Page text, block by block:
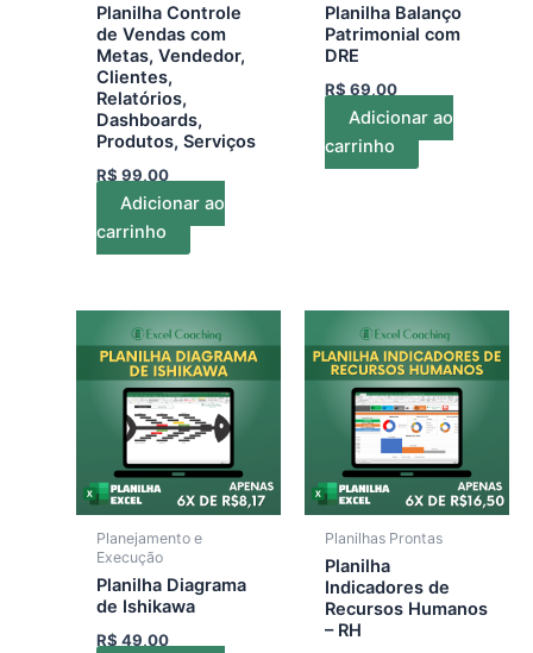
Planilha Controle
de Vendas com
Metas, Vendedor,
Clientes,
Relatórios,
Dashboards,
Produtos, Serviços
R$ 99,00
Adicionar ao
carrinho
Planilha Balanço
Patrimonial com
DRE
R$ 69,00
Adicionar ao
carrinho
Planejamento e
Execução
Planilha Diagrama
de Ishikawa
R$ 49,00
Planilhas Prontas
Planilha
Indicadores de
Recursos Humanos
– RH